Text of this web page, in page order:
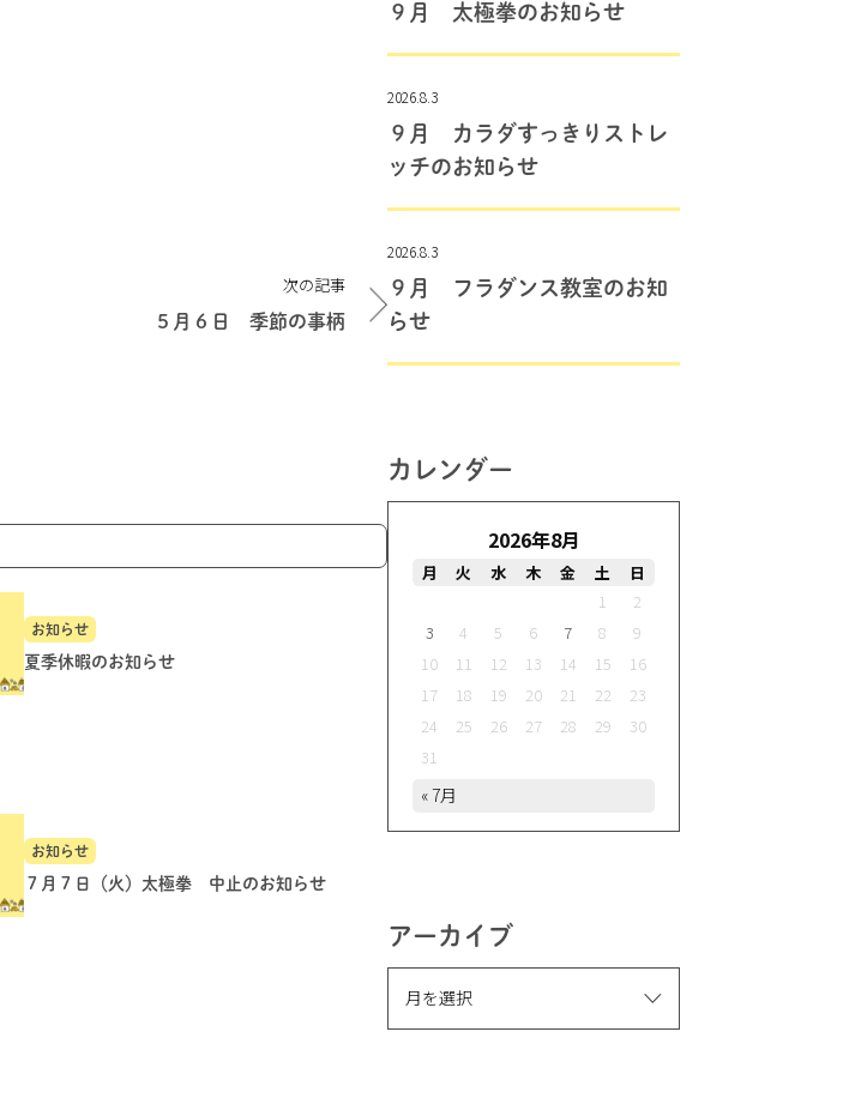
次の記事
５月６日 季節の事柄
お知らせ
夏季休暇のお知らせ
お知らせ
７月７日（火）太極拳 中止のお知らせ
９月 太極拳のお知らせ
2026.8.3
９月 カラダすっきりストレ
ッチのお知らせ
2026.8.3
９月 フラダンス教室のお知
らせ
カレンダー
2026年8月
月 火 水 木 金 土
日
1
2
3
4 5 6 7 8
9
10
11 12 13 14 15
16
17
18 19 20 21 22
23
24
25 26 27 28 29
30
31
« 7月
アーカイブ